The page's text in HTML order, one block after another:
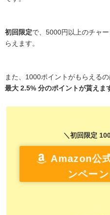
初回限定で、5000円以上のチャ
らえます。
また、1000ポイントがもらえるの
最大 2.5% 分のポイントが貰えま
＼初回限定
Amazon公
ンペーン